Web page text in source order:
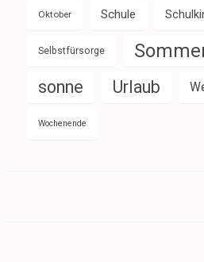
Oktober Schule
Selbstfürsorge
sonne Urlaub
Wochenende